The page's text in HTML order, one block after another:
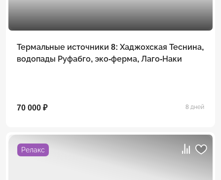
Термальные источники 8: Хаджохская Теснина,
водопады Руфабго, эко-ферма, Лаго-Наки
70 000 ₽ 8 дней
Релакс